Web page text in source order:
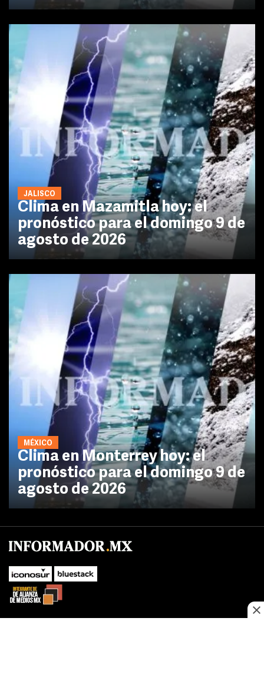
JALISCO
Clima en Mazamitla hoy: el
pronóstico para el domingo 9 de
agosto de 2026
MÉXICO
Clima en Monterrey hoy: el
pronóstico para el domingo 9 de
agosto de 2026